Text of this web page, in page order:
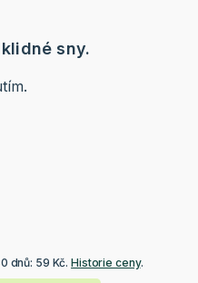
sny.
dnů: 59 Kč.Historie ceny.